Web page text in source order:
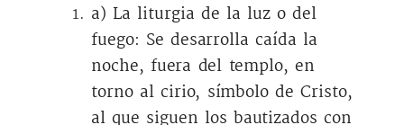
a) La liturgia de la luz o del
fuego: Se desarrolla caída la
noche, fuera del templo, en
torno al cirio, símbolo de Cristo,
al que siguen los bautizados con